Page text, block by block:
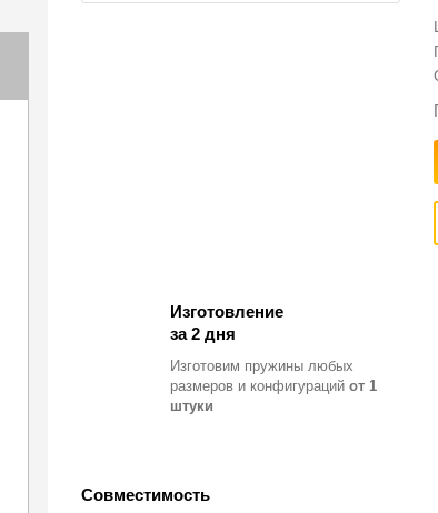
Изготовление
за 2 дня
Изготовим пружины любых
размеров и конфигураций от 1
штуки
Совместимость